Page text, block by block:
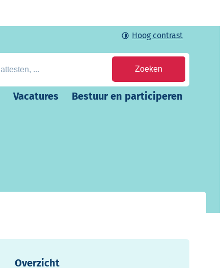
Hoog contrast
Zoeken
Vacatures Bestuur en participeren
Overzicht